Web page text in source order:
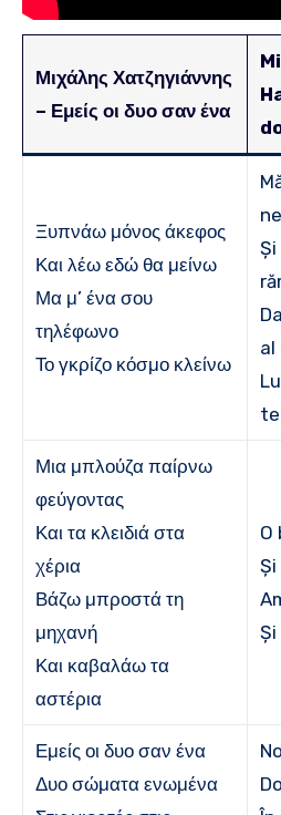
Μιχάλης Χατζηγιάννης
– Εμείς οι δυο σαν ένα
Ξυπνάω μόνος άκεφος
Και λέω εδώ θα μείνω
Μα μ’ ένα σου
τηλέφωνο
Το γκρίζο κόσμο κλείνω
Și
al
Μια μπλούζα παίρνω
φεύγοντας
Και τα κλειδιά στα
χέρια
Βάζω μπροστά τη
μηχανή
Και καβαλάω τα
αστέρια
O
Și
Εμείς οι δυο σαν ένα
Δυο σώματα ενωμένα